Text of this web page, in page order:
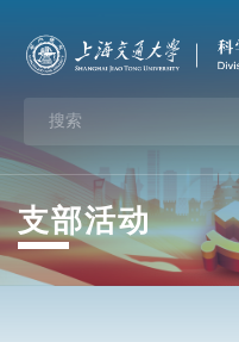
们
中
务
政
支部活动